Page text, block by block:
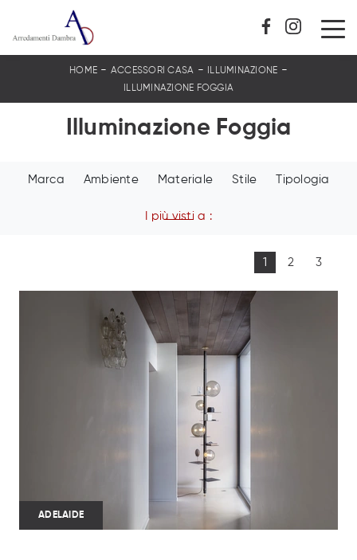
HOME - ACCESSORI CASA - ILLUMINAZIONE -
ILLUMINAZIONE FOGGIA
Illuminazione Foggia
Marca Ambiente Materiale Stile Tipologia
I più visti a :
1 2 3
ADELAIDE